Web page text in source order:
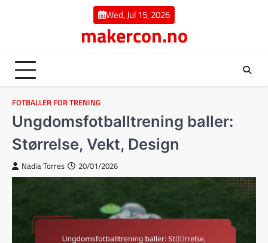
Wed, Jul 15, 2026
makercon.no
FOTBALLER FOR TRENING
Ungdomsfotballtrening baller:
Størrelse, Vekt, Design
Nadia Torres 20/01/2026